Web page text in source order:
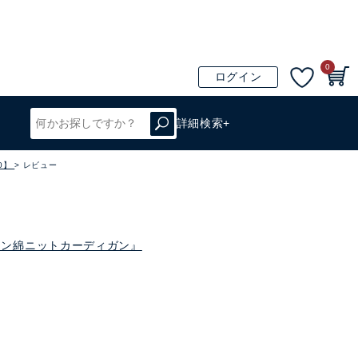
ログイン
0
詳細検索+
】 レビュー
綿ニットカーディガン』